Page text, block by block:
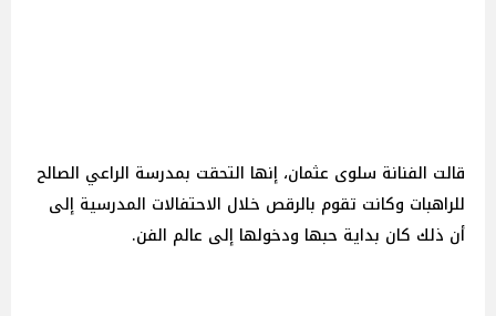
قالت الفنانة سلوى عثمان، إنها التحقت بمدرسة الراعي الصالح
للراهبات وكانت تقوم بالرقص خلال الاحتفالات المدرسية إلى
أن ذلك كان بداية حبها ودخولها إلى عالم الفن.